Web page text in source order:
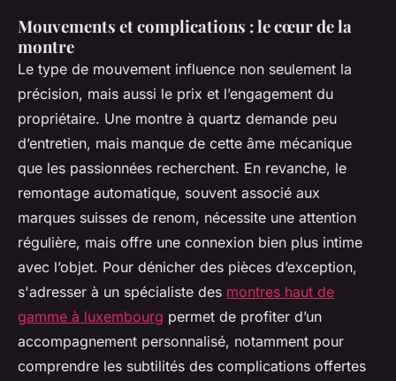
Mouvements et complications : le cœur de la
montre
Le type de mouvement influence non seulement la
précision, mais aussi le prix et l’engagement du
propriétaire. Une montre à quartz demande peu
d’entretien, mais manque de cette âme mécanique
que les passionnées recherchent. En revanche, le
remontage automatique, souvent associé aux
marques suisses de renom, nécessite une attention
régulière, mais offre une connexion bien plus intime
avec l’objet. Pour dénicher des pièces d’exception,
s'adresser à un spécialiste des montres haut de
gamme à luxembourg permet de profiter d’un
accompagnement personnalisé, notamment pour
comprendre les subtilités des complications offertes